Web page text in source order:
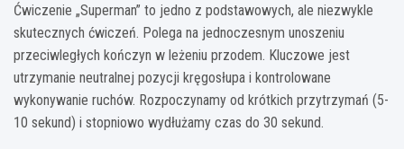
Ćwiczenie „Superman” to jedno z podstawowych, ale niezwykle
skutecznych ćwiczeń. Polega na jednoczesnym unoszeniu
przeciwległych kończyn w leżeniu przodem. Kluczowe jest
utrzymanie neutralnej pozycji kręgosłupa i kontrolowane
wykonywanie ruchów. Rozpoczynamy od krótkich przytrzymań (5-
10 sekund) i stopniowo wydłużamy czas do 30 sekund.